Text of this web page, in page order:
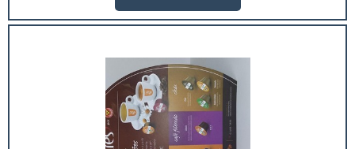
detalhes possíveis estes produtos e também as
de consumo dos clientes seja extremamente alt.